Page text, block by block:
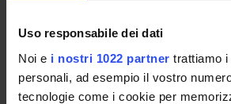
Uso responsabile dei dati
Noi e i nostri 1022 partner trattiamo
personali, ad esempio il vostro
tecnologie come i cookie per
SERVIZI DI SEGRETERIA STUDENTI